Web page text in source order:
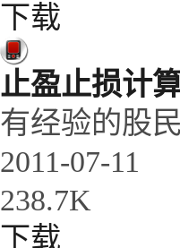
下载
止盈止损计
有经验的股
2011-07-11
238.7K
下载